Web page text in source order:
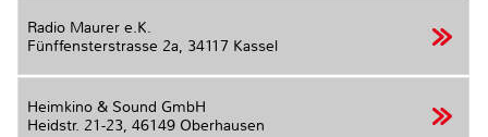
Radio Maurer e.K.
Fünffensterstrasse 2a, 34117 Kassel
Heimkino & Sound GmbH
Heidstr. 21-23, 46149 Oberhausen